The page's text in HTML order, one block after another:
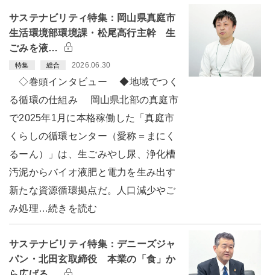
サステナビリティ特集：岡山県真庭市
生活環境部環境課・松尾高行主幹 生
ごみを液…
特集 総合 2026.06.30
◇巻頭インタビュー ◆地域でつく
る循環の仕組み 岡山県北部の真庭市
で2025年1月に本格稼働した「真庭市
くらしの循環センター（愛称＝まにく
るーん）」は、生ごみやし尿、浄化槽
汚泥からバイオ液肥と電力を生み出す
新たな資源循環拠点だ。人口減少やご
み処理…続きを読む
サステナビリティ特集：デニーズジャ
パン・北田玄取締役 本業の「食」か